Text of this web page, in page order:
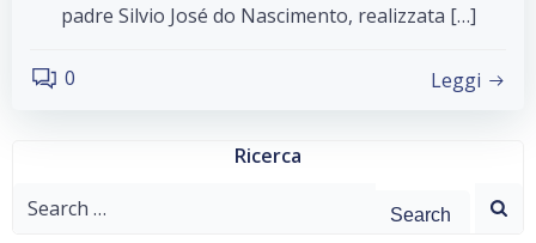
padre Silvio José do Nascimento, realizzata […]
0 Leggi
Ricerca
Search